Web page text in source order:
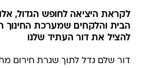
לקראת היציאה לחופש הגדול,
הבית והלקחים שמערכת החינוך
להציל את דור העתיד שלנו
דור שלם גדל לתוך שגרת חירום